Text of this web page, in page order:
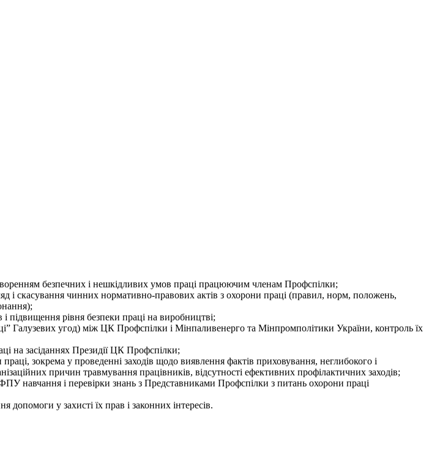
безпечних і нешкідливих умов праці працюючим членам Профспілки;
скасування чинних нормативно-правових актів з охорони праці (правил, норм, положень,
підвищення рівня безпеки праці на виробництві;
Галузевих угод) між ЦК Профспілки і Мінпаливенерго та Мінпромполітики України, контроль їх
на засіданнях Президії ЦК Профспілки;
зокрема у проведенні заходів щодо виявлення фактів приховування, неглибокого і
причин травмування працівників, відсутності ефективних профілактичних заходів;
навчання і перевірки знань з Представниками Профспілки з питань охорони праці
допомоги у захисті їх прав і законних інтересів.